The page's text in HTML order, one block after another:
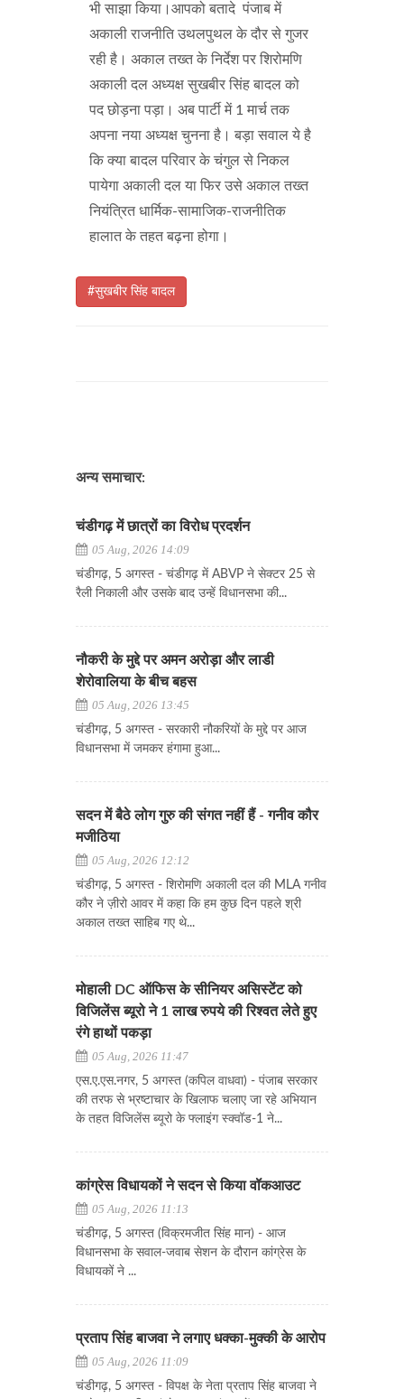
भी साझा किया।आपको बतादे पंजाब में
अकाली राजनीति उथलपुथल के दौर से गुजर
रही है। अकाल तख्त के निर्देश पर शिरोमणि
अकाली दल अध्यक्ष सुखबीर सिंह बादल को
पद छोड़ना पड़ा। अब पार्टी में 1 मार्च तक
अपना नया अध्यक्ष चुनना है। बड़ा सवाल ये है
कि क्या बादल परिवार के चंगुल से निकल
पायेगा अकाली दल या फिर उसे अकाल तख्त
नियंत्रित धार्मिक-सामाजिक-राजनीतिक
हालात के तहत बढ़ना होगा।
#सुखबीर सिंह बादल
अन्य समाचार:
चंडीगढ़ में छात्रों का विरोध प्रदर्शन
05 Aug, 2026 14:09
चंडीगढ़, 5 अगस्त - चंडीगढ़ में ABVP ने सेक्टर 25 से
रैली निकाली और उसके बाद उन्हें विधानसभा की...
नौकरी के मुद्दे पर अमन अरोड़ा और लाडी
शेरोवालिया के बीच बहस
05 Aug, 2026 13:45
चंडीगढ़, 5 अगस्त - सरकारी नौकरियों के मुद्दे पर आज
विधानसभा में जमकर हंगामा हुआ...
सदन में बैठे लोग गुरु की संगत नहीं हैं - गनीव कौर
मजीठिया
05 Aug, 2026 12:12
चंडीगढ़, 5 अगस्त - शिरोमणि अकाली दल की MLA गनीव
कौर ने ज़ीरो आवर में कहा कि हम कुछ दिन पहले श्री
अकाल तख्त साहिब गए थे...
मोहाली DC ऑफिस के सीनियर असिस्टेंट को
विजिलेंस ब्यूरो ने 1 लाख रुपये की रिश्वत लेते हुए
रंगे हाथों पकड़ा
05 Aug, 2026 11:47
एस.ए.एस.नगर, 5 अगस्त (कपिल वाधवा) - पंजाब सरकार
की तरफ से भ्रष्टाचार के खिलाफ चलाए जा रहे अभियान
के तहत विजिलेंस ब्यूरो के फ्लाइंग स्क्वॉड-1 ने...
कांग्रेस विधायकों ने सदन से किया वॉकआउट
05 Aug, 2026 11:13
चंडीगढ़, 5 अगस्त (विक्रमजीत सिंह मान) - आज
विधानसभा के सवाल-जवाब सेशन के दौरान कांग्रेस के
विधायकों ने ...
प्रताप सिंह बाजवा ने लगाए धक्का-मुक्की के आरोप
05 Aug, 2026 11:09
चंडीगढ़, 5 अगस्त - विपक्ष के नेता प्रताप सिंह बाजवा ने